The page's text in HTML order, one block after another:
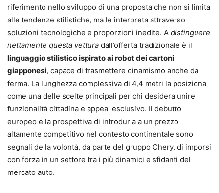
riferimento nello sviluppo di una proposta che non si limita
alle tendenze stilistiche, ma le interpreta attraverso
soluzioni tecnologiche e proporzioni inedite. A distinguere
nettamente questa vettura dall’offerta tradizionale è il
linguaggio stilistico ispirato ai robot dei cartoni
giapponesi, capace di trasmettere dinamismo anche da
ferma. La lunghezza complessiva di 4,4 metri la posiziona
come una delle scelte principali per chi desidera unire
funzionalità cittadina e appeal esclusivo. Il debutto
europeo e la prospettiva di introdurla a un prezzo
altamente competitivo nel contesto continentale sono
segnali della volontà, da parte del gruppo Chery, di imporsi
con forza in un settore tra i più dinamici e sfidanti del
mercato auto.